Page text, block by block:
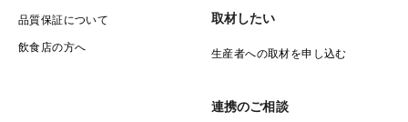
品質保証について
飲食店の方へ
取材したい
生産者への取材を申し込む
連携のご相談